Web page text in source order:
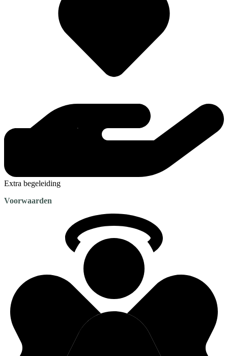
Extra begeleiding
Voorwaarden